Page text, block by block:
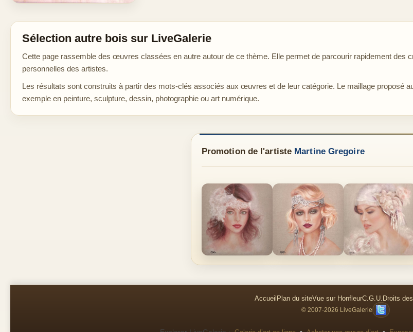
Sélection autre bois sur LiveGalerie
Cette page rassemble des œuvres classées en autre autour de ce thème. Elle permet de parcourir rapidement des
personnelles des artistes.
Les résultats sont construits à partir des mots-clés associés aux œuvres et de leur catégorie. Le maillage proposé
exemple en peinture, sculpture, dessin, photographie ou art numérique.
Promotion de l'artiste Martine Gregoire
Accueil Plan du siteVue sur HonfleurC.G.U. Droits
© 2007-2026 LiveGalerie